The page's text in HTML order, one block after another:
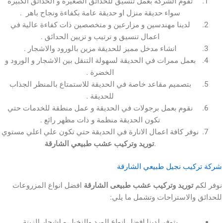
سواء حديقة منزل او حديقة عامة بكفاءة ونجاح باهر .
لدينا مهندسين و مزارعين و متخصصين ذات كفاءة عالية في
اعمال تنسيق و ترتيب و تزيين الحدائق .
انشاء مدخل مميز للحديقة مزين بالورود والاشجار .
ممرات في الحديقة لسهولة التنقل بين الاشجار و الورود و
بتصميم مقاعد خاصة في الحديقة للاستمتاع بالمنظر الجذاب
نقوم بعمل برجولات في الحديقة و عمل منطقة للخدمات حتي
تكون الحديقة منظمة و ذات مظهر رائع .
كافة اعمال الانارة في الحديقة حتي تكون علي اعلي مستوي
توريد وتركيب عشب طبيعي الشارقة
نجيل طبيعي الشارقة
توريد وتركيب عشب طبيعى الشارقة افضل انواع المزروعات
وتشمل ما يلي: